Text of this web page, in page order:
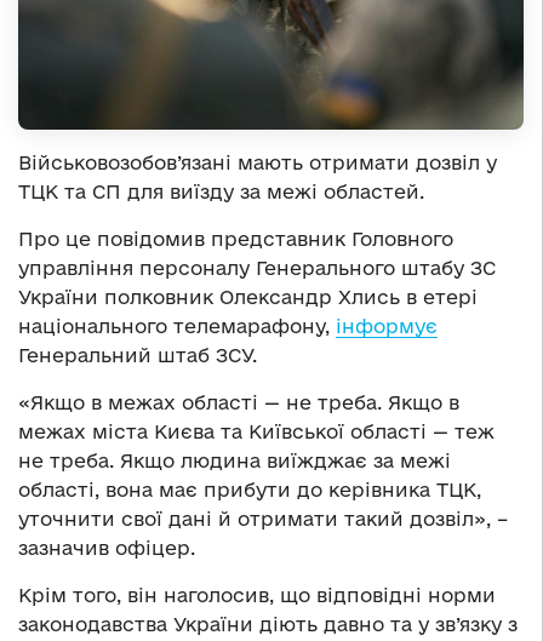
Військовозобов’язані мають отримати дозвіл у
ТЦК та СП для виїзду за межі областей.
Про це повідомив представник Головного
управління персоналу Генерального штабу ЗС
України полковник Олександр Хлись в етері
національного телемарафону, інформує
Генеральний штаб ЗСУ.
«Якщо в межах області — не треба. Якщо в
межах міста Києва та Київської області — теж
не треба. Якщо людина виїжджає за межі
області, вона має прибути до керівника ТЦК,
уточнити свої дані й отримати такий дозвіл», –
зазначив офіцер.
Крім того, він наголосив, що відповідні норми
законодавства України діють давно та у зв’язку з